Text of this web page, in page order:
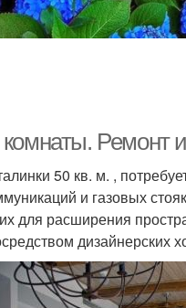
Ремонт
50 кв. м. ,
и газовых
для расширения
дизайнерских